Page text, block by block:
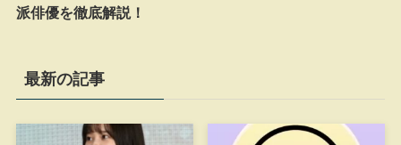
派俳優を徹底解説！
最新の記事